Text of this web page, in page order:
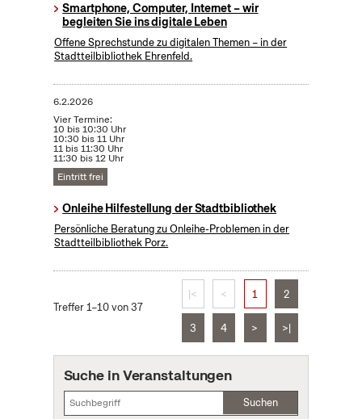
Smartphone, Computer, Internet – wir
begleiten Sie ins digitale Leben
Offene Sprechstunde zu digitalen Themen – in der
Stadtteilbibliothek Ehrenfeld.
6.2.2026
Vier Termine:
10 bis 10:30 Uhr
10:30 bis 11 Uhr
11 bis 11:30 Uhr
11:30 bis 12 Uhr
Eintritt frei
Onleihe Hilfestellung der Stadtbibliothek
Persönliche Beratung zu Onleihe-Problemen in der
Stadtteilbibliothek Porz.
Treffer 1–10 von 37
|< < 1 2
3 4 > >|
Suche in Veranstaltungen
Suchen